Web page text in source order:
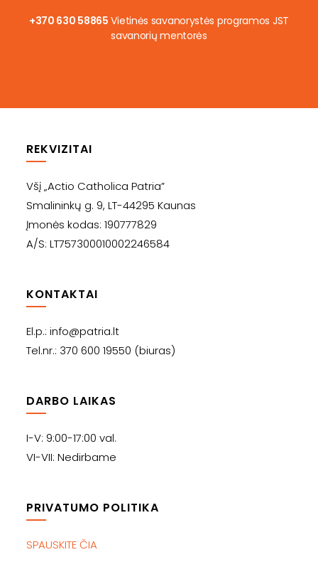
+370 630 58865 Vietinės savanorystės programos JST
savanorių mentorės
REKVIZITAI
Všį „Actio Catholica Patria”
Smalininkų g. 9, LT-44295 Kaunas
Įmonės kodas: 190777829
A/S: LT757300010002246584
KONTAKTAI
El.p.: info@patria.lt
Tel.nr.: 370 600 19550 (biuras)
DARBO LAIKAS
I-V: 9:00-17:00 val.
VI-VII: Nedirbame
PRIVATUMO POLITIKA
SPAUSKITE ČIA